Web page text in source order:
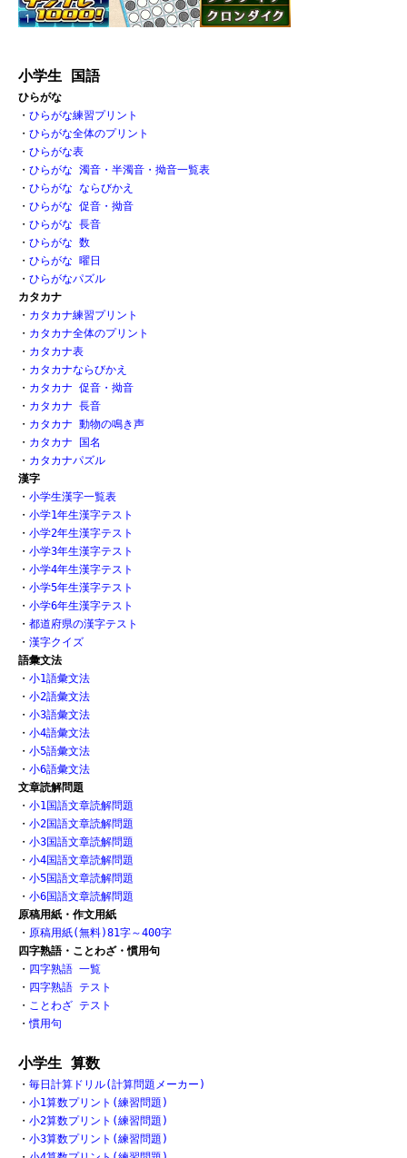
小学生 国語
ひらがな
・ ひらがな練習プリント
・ ひらがな全体のプリント
・ ひらがな表
・ ひらがな 濁音・半濁音・拗音一覧表
・ ひらがな ならびかえ
・ ひらがな 促音・拗音
・ ひらがな 長音
・ ひらがな 数
・ ひらがな 曜日
・ ひらがなパズル
カタカナ
・ カタカナ練習プリント
・ カタカナ全体のプリント
・ カタカナ表
・ カタカナならびかえ
・ カタカナ 促音・拗音
・ カタカナ 長音
・ カタカナ 動物の鳴き声
・ カタカナ 国名
・ カタカナパズル
漢字
・ 小学生漢字一覧表
・ 小学1年生漢字テスト
・ 小学2年生漢字テスト
・ 小学3年生漢字テスト
・ 小学4年生漢字テスト
・ 小学5年生漢字テスト
・ 小学6年生漢字テスト
・ 都道府県の漢字テスト
・ 漢字クイズ
語彙文法
・ 小1語彙文法
・ 小2語彙文法
・ 小3語彙文法
・ 小4語彙文法
・ 小5語彙文法
・ 小6語彙文法
文章読解問題
・ 小1国語文章読解問題
・ 小2国語文章読解問題
・ 小3国語文章読解問題
・ 小4国語文章読解問題
・ 小5国語文章読解問題
・ 小6国語文章読解問題
原稿用紙・作文用紙
・ 原稿用紙(無料)81字～400字
四字熟語・ことわざ・慣用句
・ 四字熟語 一覧
・ 四字熟語 テスト
・ ことわざ テスト
・慣用句
小学生 算数
・ 毎日計算ドリル(計算問題メーカー)
・ 小1算数プリント(練習問題)
・ 小2算数プリント(練習問題)
・ 小3算数プリント(練習問題)